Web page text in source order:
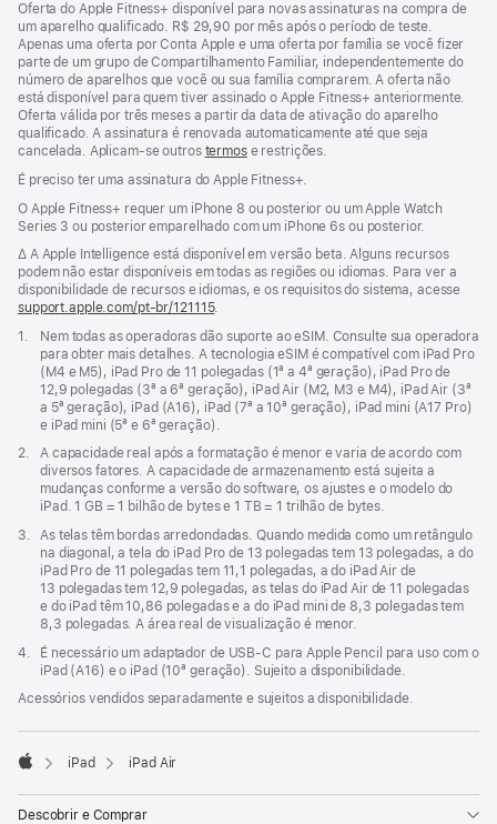
Oferta do Apple Fitness+ disponível para novas assinaturas na compra de
um aparelho qualificado. R$ 29,90 por mês após o período de teste.
Apenas uma oferta por Conta Apple e uma oferta por família se você fizer
parte de um grupo de Compartilhamento Familiar, independentemente do
número de aparelhos que você ou sua família comprarem. A oferta não
está disponível para quem tiver assinado o Apple Fitness+ anteriormente.
Oferta válida por três meses a partir da data de ativação do aparelho
qualificado. A assinatura é renovada automaticamente até que seja
cancelada. Aplicam-se outros termose restrições.
É preciso ter uma assinatura do Apple Fitness+.
O Apple Fitness+ requer um iPhone 8 ou posterior ou um Apple Watch
Series 3 ou posterior emparelhado com um iPhone 6s ou posterior.
Nota
de
rodapé
∆ A Apple Intelligence está disponível em versão beta. Alguns recursos
podem não estar disponíveis em todas as regiões ou idiomas. Para ver a
disponibilidade de recursos e idiomas, e os requisitos do sistema, acesse
support.apple.com/pt-br/121115(o
abre
em
uma
nova
janela)
.
Nota
rodapé
1.
Nem todas as operadoras dão suporte ao eSIM. Consulte sua operadora
para obter mais detalhes. A tecnologia eSIM é compatível com iPad Pro
(M4 e M5), iPad Pro de 11 polegadas (1ª a 4ª geração), iPad Pro de
12,9 polegadas (3ª a 6ª geração), iPad Air (M2, M3 e M4), iPad Air (3ª
a 5ª geração), iPad (A16), iPad (7ª a 10ª geração), iPad mini (A17 Pro)
e iPad mini (5ª e 6ª geração).
Nota
rodapé
2.
A capacidade real após a formatação é menor e varia de acordo com
diversos fatores. A capacidade de armazenamento está sujeita a
mudanças conforme a versão do software, os ajustes e o modelo do
iPad. 1 GB = 1 bilhão de bytes e 1 TB = 1 trilhão de bytes.
Nota
rodapé
3.
As telas têm bordas arredondadas. Quando medida como um retângulo
na diagonal, a tela do iPad Pro de 13 polegadas tem 13 polegadas, a do
iPad Pro de 11 polegadas tem 11,1 polegadas, a do iPad Air de
13 polegadas tem 12,9 polegadas, as telas do iPad Air de 11 polegadas
e do iPad têm 10,86 polegadas e a do iPad mini de 8,3 polegadas tem
8,3 polegadas. A área real de visualização é menor.
Nota
4.
É necessário um adaptador de USB-C para Apple Pencil para uso com o
iPad (A16) e o iPad (10ª geração). Sujeito a disponibilidade.
Acessórios vendidos separadamente e sujeitos a disponibilidade.
iPad iPad Air
Descobrir e Comprar